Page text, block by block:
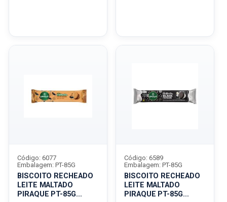
BISCOITO RECHEADO
LEITE MALTADO
PIRAQUE PT-85G
Código: 6077
Embalagem: PT-85G
BISCOITO RECHEADO
LEITE MALTADO
PIRAQUE PT-85G
Código: 6589
Embalagem: PT-85G